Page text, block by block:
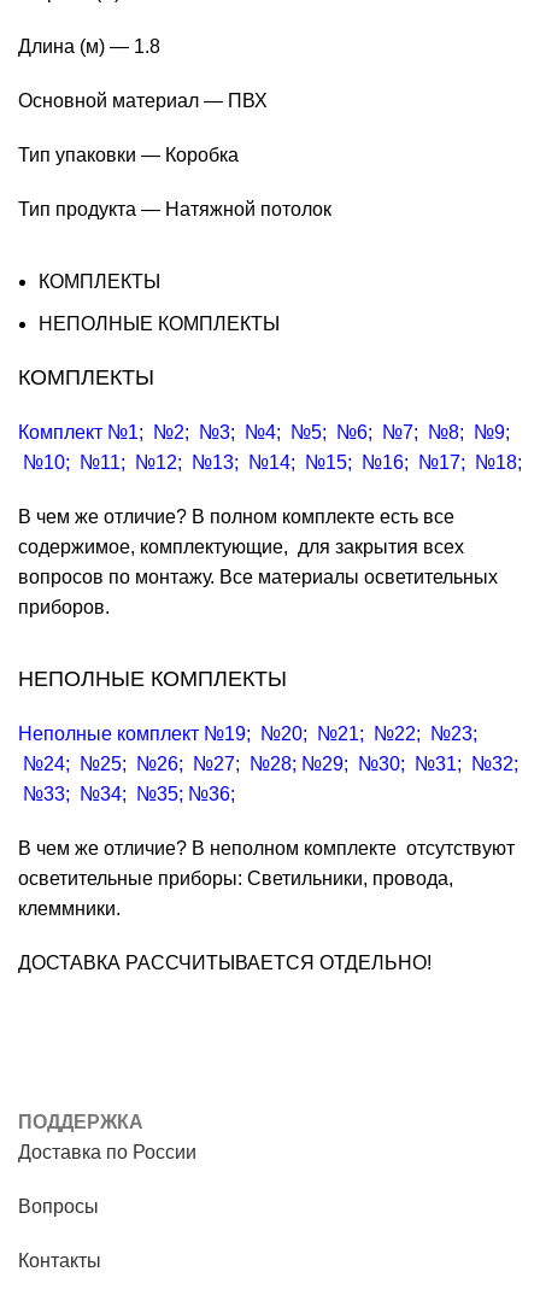
Длина (м) — 1.8
Основной материал — ПВХ
Тип упаковки — Коробка
Тип продукта — Натяжной потолок
КОМПЛЕКТЫ
НЕПОЛНЫЕ КОМПЛЕКТЫ
КОМПЛЕКТЫ
Комплект №1; №2; №3; №4; №5; №6; №7; №8; №9;
№10; №11; №12; №13; №14; №15; №16; №17; №18;
В чем же отличие? В полном комплекте есть все
содержимое, комплектующие, для закрытия всех
вопросов по монтажу. Все материалы осветительных
приборов.
НЕПОЛНЫЕ КОМПЛЕКТЫ
Неполные комплект №19; №20; №21; №22; №23;
№24; №25; №26; №27; №28; №29; №30; №31; №32;
№33; №34; №35; №36;
В чем же отличие? В неполном комплекте отсутствуют
осветительные приборы: Светильники, провода,
клеммники.
ДОСТАВКА РАССЧИТЫВАЕТСЯ ОТДЕЛЬНО!
ПОДДЕРЖКА
Доставка по России
Вопросы
Контакты